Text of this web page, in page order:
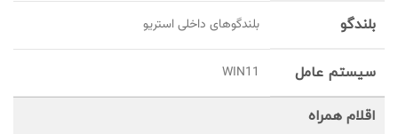
بلندگو بلندگوهای داخلی استریو
سیستم عامل WIN11
اقلام همراه